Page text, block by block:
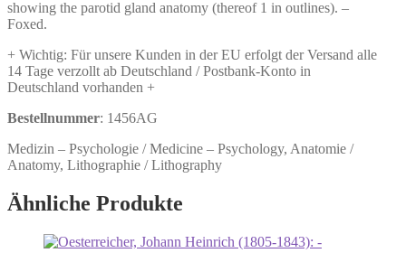
showing the parotid gland anatomy (thereof 1 in outlines). –
Foxed.
+ Wichtig: Für unsere Kunden in der EU erfolgt der Versand alle
14 Tage verzollt ab Deutschland / Postbank-Konto in
Deutschland vorhanden +
Bestellnummer: 1456AG
Medizin – Psychologie / Medicine – Psychology, Anatomie /
Anatomy, Lithographie / Lithography
Ähnliche Produkte